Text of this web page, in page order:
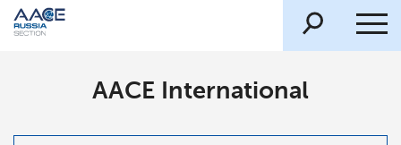
AACE International